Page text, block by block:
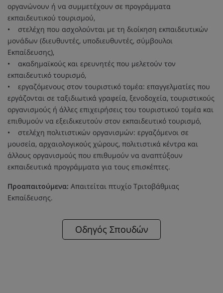
οργανώνουν ή να συμμετέχουν σε προγράμματα
εκπαιδευτικού τουρισμού,
• στελέχη που ασχολούνται με τη διοίκηση εκπαιδευτικών
μονάδων (διευθυντές, υποδιευθυντές, σύμβουλοι
Εκπαίδευσης),
• ακαδημαϊκούς και ερευνητές που μελετούν τον
εκπαιδευτικό τουρισμό,
• εργαζόμενους στον τουριστικό τομέα: επαγγελματίες που
εργάζονται σε ταξιδιωτικά γραφεία, ξενοδοχεία, τουριστικούς
οργανισμούς ή άλλες επιχειρήσεις του τουριστικού τομέα και
επιθυμούν να εξειδικευτούν στον εκπαιδευτικό τουρισμό,
• στελέχη πολιτιστικών οργανισμών: εργαζόμενοι σε
μουσεία, αρχαιολογικούς χώρους, πολιτιστικά κέντρα και
άλλους οργανισμούς που επιθυμούν να αναπτύξουν
εκπαιδευτικά προγράμματα για τους επισκέπτες.
Προαπαιτούμενα: Απαιτείται πτυχίο Τριτοβάθμιας
Εκπαίδευσης.
Οδηγός Σπουδών